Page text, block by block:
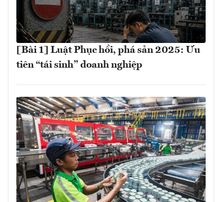
[Bài 1] Luật Phục hồi, phá sản 2025: Ưu
tiên “tái sinh” doanh nghiệp